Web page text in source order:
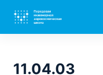
П
р
11.04.03